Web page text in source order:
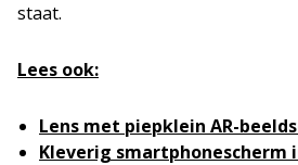
staat.
Lees ook:
Lens met piepklein AR-
Kleverig smartphonescherm